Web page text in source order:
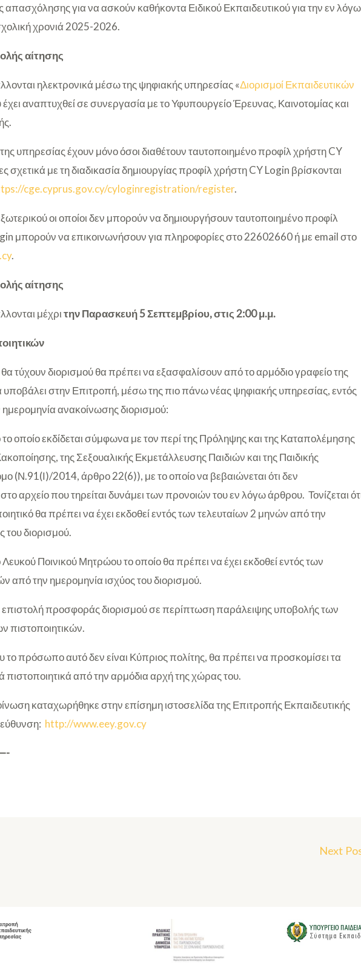
για να ασκούν καθήκοντα Ειδικού Εκπαιδευτικού για την εν λόγω
χρονιά 2025-2026.
αίτησης
ηλεκτρονικά μέσω της ψηφιακής υπηρεσίας «Διορισμοί Εκπαιδευτικών
έχει αναπτυχθεί σε συνεργασία με το Υφυπουργείο Έρευνας, Καινοτομίας και
υπηρεσίας έχουν μόνο όσοι διαθέτουν ταυτοποιημένο προφίλ χρήστη CY
σχετικά με τη διαδικασία δημιουργίας προφίλ χρήστη CY Login βρίσκονται
cge.cyprus.gov.cy/cyloginregistration/register.
οι οποίοι δεν μπορούν να δημιουργήσουν ταυτοποιημένο προφίλ
μπορούν να επικοινωνήσουν για πληροφορίες στο 22602660 ή με email στο
.
αίτησης
μέχριτην Παρασκευή 5Σεπτεμβρίου, στις 2:00 μ.μ.
τύχουν διορισμού θα πρέπει να εξασφαλίσουν από το αρμόδιο γραφείο της
υποβάλει στην Επιτροπή, μέσω της πιο πάνω νέας ψηφιακής υπηρεσίας, εντός
ανακοίνωσης διορισμού:
οποίο εκδίδεται σύμφωνα με τον περί της Πρόληψης και της Καταπολέμησης
της Σεξουαλικής Εκμετάλλευσης Παιδιών και της Παιδικής
(Ν.91(Ι)/2014, άρθρο 22(6)), με το οποίο να βεβαιώνεται ότι δεν
αρχείο που τηρείται δυνάμει των προνοιών του εν λόγω άρθρου. Τονίζεται
θα πρέπει να έχει εκδοθεί εντός των τελευταίων 2 μηνών από την
του διορισμού.
Ποινικού Μητρώου το οποίο θα πρέπει να έχει εκδοθεί εντός των
από την ημερομηνία ισχύος του διορισμού.
προσφοράς διορισμού σε περίπτωση παράλειψης υποβολής των
πιστοποιητικών.
πρόσωπο αυτό δεν είναι Κύπριος πολίτης, θα πρέπει να προσκομίσει τα
πιστοποιητικά από την αρμόδια αρχή της χώρας του.
καταχωρήθηκε στην επίσημη ιστοσελίδα της Επιτροπής Εκπαιδευτικής
http://www.eey.gov.cy
Next